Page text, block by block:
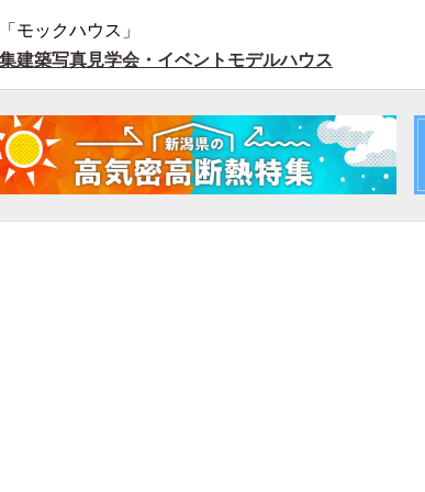
モックハウス」
建築写真見学会・イベント モデルハウス